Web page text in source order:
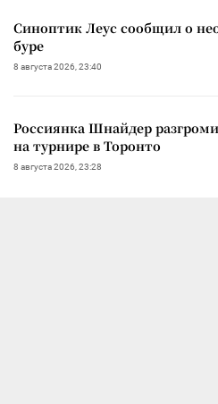
Синоптик Леус сообщил о
буре
8 августа 2026, 23:40
Россиянка Шнайдер
на турнире в Торонто
8 августа 2026, 23:28